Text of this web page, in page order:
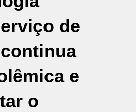
de
continua
e
o